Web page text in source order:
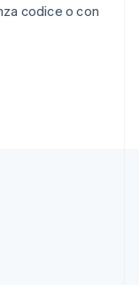
codice o con